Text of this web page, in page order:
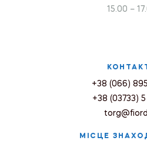
15.00 –
+38 (066)
+38 (03733)
МІСЦЕ